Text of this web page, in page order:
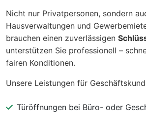
Nicht nur Privatpersonen, sondern
Hausverwaltungen und
brauchen einen zuverlässigen
unterstützen Sie professionell –
fairen Konditionen.
Unsere Leistungen für
Türöffnungen bei Büro- oder